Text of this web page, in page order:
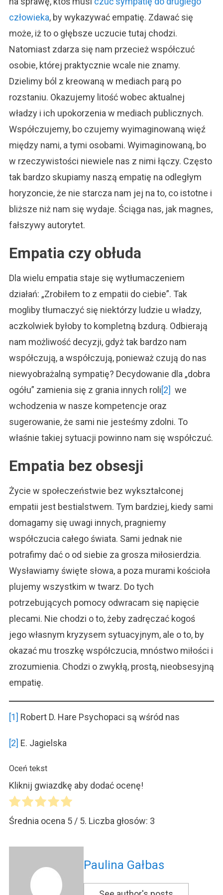
człowieka, by wykazywać empatię. Zdawać się
może, iż to o głębsze uczucie tutaj chodzi.
Natomiast zdarza się nam przecież współczuć
osobie, której praktycznie wcale nie znamy.
Dzielimy ból z kreowaną w mediach parą po
rozstaniu. Okazujemy litość wobec aktualnej
władzy i ich upokorzenia w mediach publicznych.
Współczujemy, bo czujemy wyimaginowaną więź
między nami, a tymi osobami. Wyimaginowaną, bo
w rzeczywistości niewiele nas z nimi łączy. Często
tak bardzo skupiamy naszą empatię na odległym
horyzoncie, że nie starcza nam jej na to, co istotne i
bliższe niż nam się wydaje. Ściąga nas, jak magnes,
fałszywy autorytet.
Empatia czy obłuda
Dla wielu empatia staje się wytłumaczeniem
działań: „Zrobiłem to z empatii do ciebie”. Tak
mogliby tłumaczyć się niektórzy ludzie u władzy,
aczkolwiek byłoby to kompletną bzdurą. Odbierają
nam możliwość decyzji, gdyż tak bardzo nam
współczują, a współczują, ponieważ czują do nas
niewyobrażalną sympatię? Decydowanie dla „dobra
ogółu” zamienia się z grania innych roli[2] we
wchodzenia w nasze kompetencje oraz
sugerowanie, że sami nie jesteśmy zdolni. To
właśnie takiej sytuacji powinno nam się współczuć.
Empatia bez obsesji
Życie w społeczeństwie bez wykształconej
empatii jest bestialstwem. Tym bardziej, kiedy sami
domagamy się uwagi innych, pragniemy
współczucia całego świata. Sami jednak nie
potrafimy dać o od siebie za grosza miłosierdzia.
Wysławiamy święte słowa, a poza murami kościoła
plujemy wszystkim w twarz. Do tych
potrzebujących pomocy odwracam się napięcie
plecami. Nie chodzi o to, żeby zadręczać kogoś
jego własnym kryzysem sytuacyjnym, ale o to, by
okazać mu troszkę współczucia, mnóstwo miłości i
zrozumienia. Chodzi o zwykłą, prostą, nieobsesyjną
empatię.
[1] Robert D. Hare Psychopaci są wśród nas
[2] E. Jagielska
Oceń tekst
Kliknij gwiazdkę aby dodać ocenę!
Średnia ocena 5/ 5. Liczba głosów: 3
Paulina Gałbas